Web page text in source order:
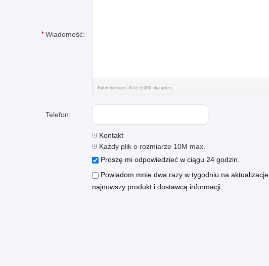
Wiadomość:
Enter between 20 to 3,000 characters.
Telefon:
Kontakt
Każdy plik o rozmiarze 10M max.
Proszę mi odpowiedzieć w ciągu 24 godzin.
Powiadom mnie dwa razy w tygodniu na aktualizacje
najnowszy produkt i dostawcą informacji.